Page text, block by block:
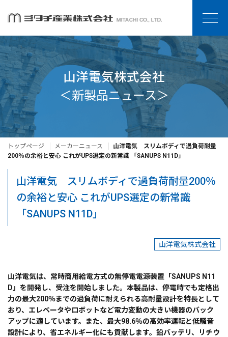
山洋電気株式会社
＜新製品ニュース＞
トップページ メーカーニュース
山洋電気 スリムボディで過負荷耐量
200％の余裕と安心 これがUPS選定の新常識 「SANUPS N11D」
山洋電気 スリムボディで過負荷耐量200％
の余裕と安心 これがUPS選定の新常識
「SANUPS N11D」
山洋電気株式会社
山洋電気は、常時商用給電方式の無停電電源装置「SANUPS N11
D」を開発し、受注を開始しました。本製品は、停電時でも定格出
力の最大200％までの過負荷に耐えられる高耐量設計を特長として
おり、エレベータやロボットなど電力変動の大きい機器のバック
アップに適しています。また、最大98.6％の高効率運転と低騒音
設計により、省エネルギー化にも貢献します。鉛バッテリ、リチウ